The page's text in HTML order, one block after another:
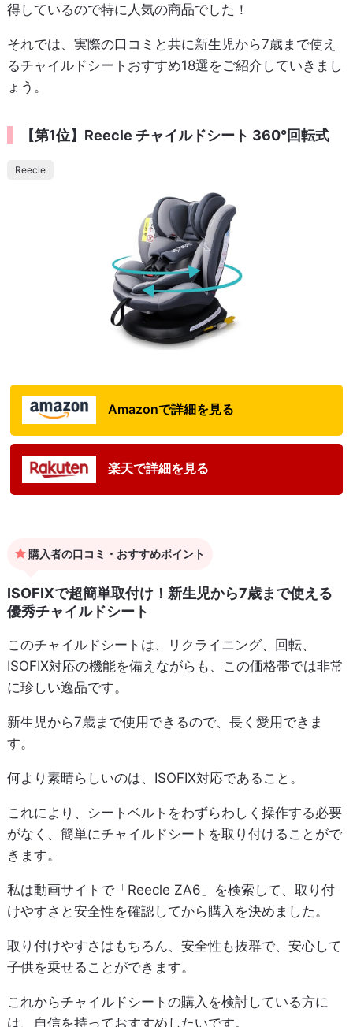
得しているので特に人気の商品でした！
それでは、実際の口コミと共に新生児から7歳まで使え
るチャイルドシートおすすめ18選をご紹介していきまし
ょう。
【第1位】Reecle チャイルドシート 360°回転式
Reecle
Amazonで詳細を見る
楽天で詳細を見る
購入者の口コミ・おすすめポイント
ISOFIXで超簡単取付け！新生児から7歳まで使える
優秀チャイルドシート
このチャイルドシートは、リクライニング、回転、
ISOFIX対応の機能を備えながらも、この価格帯では非常
に珍しい逸品です。
新生児から7歳まで使用できるので、長く愛用できま
す。
何より素晴らしいのは、ISOFIX対応であること。
これにより、シートベルトをわずらわしく操作する必要
がなく、簡単にチャイルドシートを取り付けることがで
きます。
私は動画サイトで「Reecle ZA6」を検索して、取り付
けやすさと安全性を確認してから購入を決めました。
取り付けやすさはもちろん、安全性も抜群で、安心して
子供を乗せることができます。
これからチャイルドシートの購入を検討している方に
は、自信を持っておすすめしたいです。